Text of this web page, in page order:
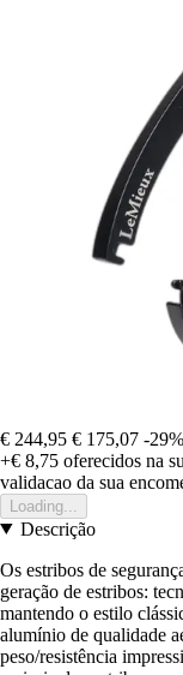
€ 244,95 € 175,07 -29%
+€ 8,75 oferecidos na
validacao da sua
Loading...
Descrição
Os estribos de
geração de estribos:
mantendo o estilo
alumínio de qualidade
peso/resistência